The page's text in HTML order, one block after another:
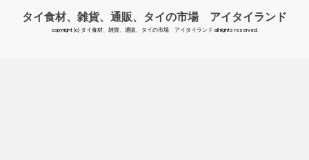
タイ食材、雑貨、通販、タイの市場 アイタイランド
copyright (c) タイ食材、雑貨、通販、タイの市場 アイタイランド all rights reserved.